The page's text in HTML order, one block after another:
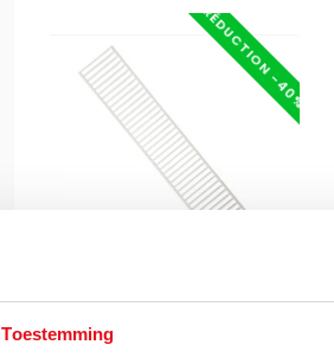
Toestemming
RÉDUCTION -40%
ECA
Radiateur panneau à grille